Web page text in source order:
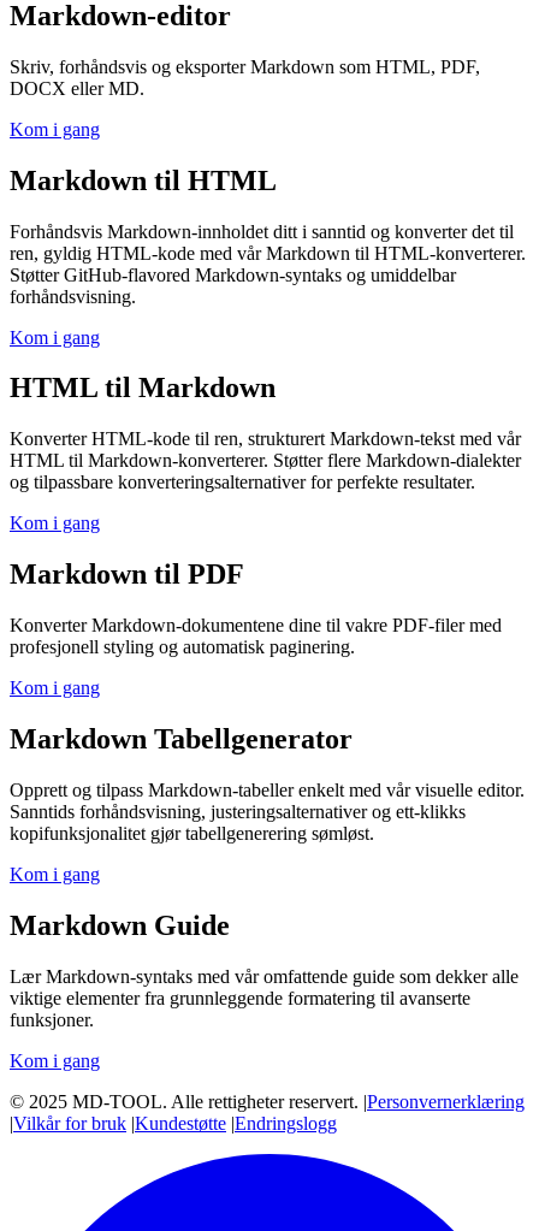
Markdown-editor
Skriv, forhåndsvis og eksporter Markdown som HTML, PDF,
DOCX eller MD.
Kom i gang
Markdown til HTML
Forhåndsvis Markdown-innholdet ditt i sanntid og konverter det til
ren, gyldig HTML-kode med vår Markdown til HTML-konverterer.
Støtter GitHub-flavored Markdown-syntaks og umiddelbar
forhåndsvisning.
Kom i gang
HTML til Markdown
Konverter HTML-kode til ren, strukturert Markdown-tekst med vår
HTML til Markdown-konverterer. Støtter flere Markdown-dialekter
og tilpassbare konverteringsalternativer for perfekte resultater.
Kom i gang
Markdown til PDF
Konverter Markdown-dokumentene dine til vakre PDF-filer med
profesjonell styling og automatisk paginering.
Kom i gang
Markdown Tabellgenerator
Opprett og tilpass Markdown-tabeller enkelt med vår visuelle editor.
Sanntids forhåndsvisning, justeringsalternativer og ett-klikks
kopifunksjonalitet gjør tabellgenerering sømløst.
Kom i gang
Markdown Guide
Lær Markdown-syntaks med vår omfattende guide som dekker alle
viktige elementer fra grunnleggende formatering til avanserte
funksjoner.
Kom i gang
© 2025 MD-TOOL. Alle rettigheter reservert. |Personvernerklæring
|Vilkår for bruk |Kundestøtte |Endringslogg